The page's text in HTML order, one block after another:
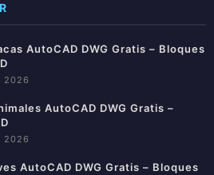
AutoCAD DWG Gratis – Bloques
2026
AutoCAD DWG Gratis –
2026
AutoCAD DWG Gratis – Bloques